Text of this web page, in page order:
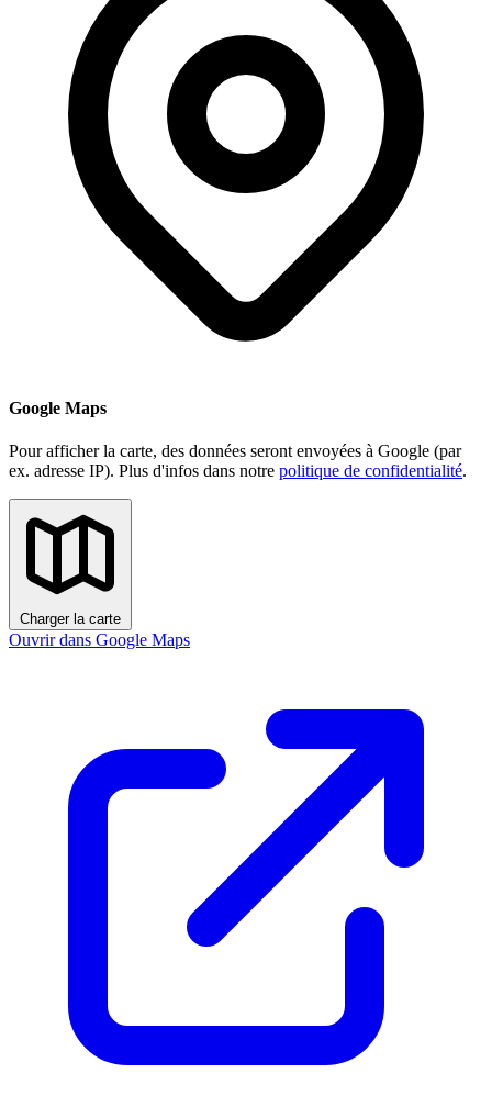
Google Maps
Pour afficher la carte, des données seront envoyées à Google (par
ex. adresse IP). Plus d'infos dans notre politique de confidentialité.
Charger la carte
Ouvrir dans Google Maps